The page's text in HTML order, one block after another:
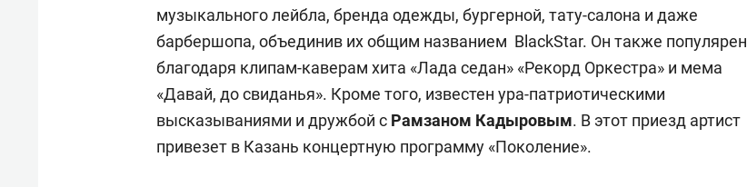
музыкального лейбла, бренда одежды, бургерной, тату-салона и даже
барбершопа, объединив их общим названием BlackStar. Он также популярен
благодаря клипам-каверам хита «Лада седан» «Рекорд Оркестра» и мема
«Давай, до свиданья». Кроме того, известен ура-патриотическими
высказываниями и дружбой с Рамзаном Кадыровым. В этот приезд артист
привезет в Казань концертную программу «Поколение».